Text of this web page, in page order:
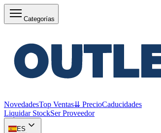
Categorías
NovedadesTop Ventas⇊ PrecioCaducidades
Liquidar StockSer Proveedor
ES